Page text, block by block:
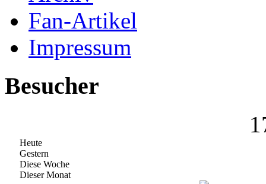
Fan-Artikel
Impressum
Besucher
Heute
Gestern
Diese Woche
Dieser Monat